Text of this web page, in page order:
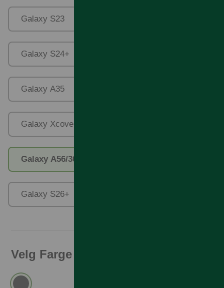
Galaxy S23
Galaxy S24+
Galaxy A35
Galaxy Xcover 7
Galaxy A56/36
Galaxy S26+
Velg Farge